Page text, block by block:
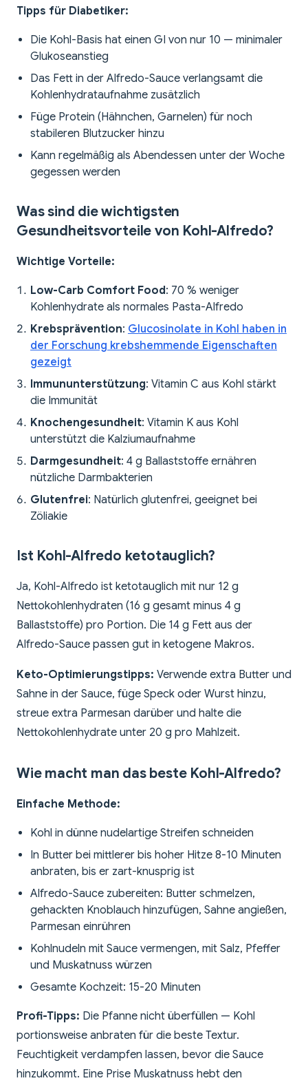
Tipps für Diabetiker:
Die Kohl-Basis hat einen GI von nur 10 — minimaler
Glukoseanstieg
Das Fett in der Alfredo-Sauce verlangsamt die
Kohlenhydrataufnahme zusätzlich
Füge Protein (Hähnchen, Garnelen) für noch
stabileren Blutzucker hinzu
Kann regelmäßig als Abendessen unter der Woche
gegessen werden
Was sind die wichtigsten
Gesundheitsvorteile von Kohl-Alfredo?
Wichtige Vorteile:
Low-Carb Comfort Food: 70 % weniger
Kohlenhydrate als normales Pasta-Alfredo
Krebsprävention: Glucosinolate in Kohl haben in
der Forschung krebshemmende Eigenschaften
gezeigt
Immununterstützung: Vitamin C aus Kohl stärkt
die Immunität
Knochengesundheit: Vitamin K aus Kohl
unterstützt die Kalziumaufnahme
Darmgesundheit: 4 g Ballaststoffe ernähren
nützliche Darmbakterien
Glutenfrei: Natürlich glutenfrei, geeignet bei
Zöliakie
Ist Kohl-Alfredo ketotauglich?
Ja, Kohl-Alfredo ist ketotauglich mit nur 12 g
Nettokohlenhydraten (16 g gesamt minus 4 g
Ballaststoffe) pro Portion. Die 14 g Fett aus der
Alfredo-Sauce passen gut in ketogene Makros.
Keto-Optimierungstipps: Verwende extra Butter und
Sahne in der Sauce, füge Speck oder Wurst hinzu,
streue extra Parmesan darüber und halte die
Nettokohlenhydrate unter 20 g pro Mahlzeit.
Wie macht man das beste Kohl-Alfredo?
Einfache Methode:
Kohl in dünne nudelartige Streifen schneiden
In Butter bei mittlerer bis hoher Hitze 8-10 Minuten
anbraten, bis er zart-knusprig ist
Alfredo-Sauce zubereiten: Butter schmelzen,
gehackten Knoblauch hinzufügen, Sahne angießen,
Parmesan einrühren
Kohlnudeln mit Sauce vermengen, mit Salz, Pfeffer
und Muskatnuss würzen
Gesamte Kochzeit: 15-20 Minuten
Profi-Tipps: Die Pfanne nicht überfüllen — Kohl
portionsweise anbraten für die beste Textur.
Feuchtigkeit verdampfen lassen, bevor die Sauce
hinzukommt. Eine Prise Muskatnuss hebt den